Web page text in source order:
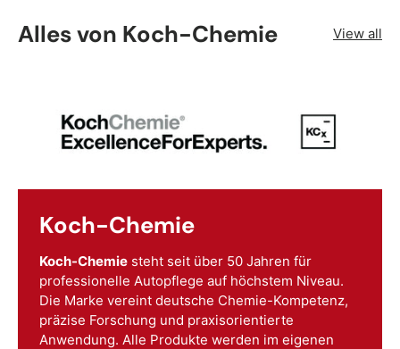
Alles von Koch-Chemie View all
Koch-Chemie
Koch-Chemie steht seit über 50 Jahren für
professionelle Autopflege auf höchstem Niveau.
Die Marke vereint deutsche Chemie-Kompetenz,
präzise Forschung und praxisorientierte
Anwendung. Alle Produkte werden im eigenen